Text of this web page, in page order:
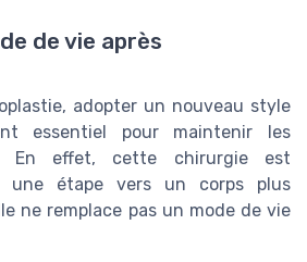
de vie après
adopter un nouveau style
essentiel pour maintenir les
En effet, cette chirurgie est
une étape vers un corps plus
ne remplace pas un mode de vie